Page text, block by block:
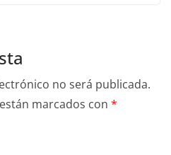
no será publicada.
marcados con *